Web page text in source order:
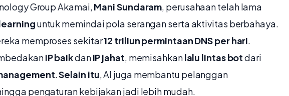
Group Akamai,Mani Sundaram, perusahaan telah lama
untuk memindai pola serangan serta aktivitas berbahaya.
memproses sekitar12 triliun permintaan DNS per hari.
IP baikdanIP jahat, memisahkanlalu lintas botdari
.Selain itu, AI juga membantu pelanggan
pengaturan kebijakan jadi lebih mudah.